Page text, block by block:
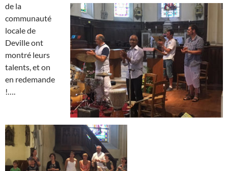
de la
communauté
locale de
Deville ont
montré leurs
talents, et on
en redemande
!….